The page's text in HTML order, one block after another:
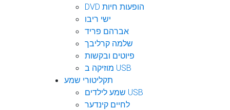
DVD הופעות חיות
ישי ריבו
אברהם פריד
שלמה קרליבך
פיוטים ובקשות
מוזיקה ב USB
תקליטורי שמע
שמע לילדים USB
לחיים קינדער